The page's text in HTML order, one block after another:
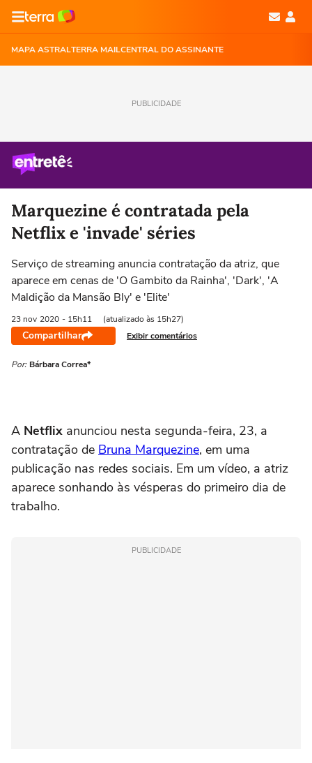
MAPA ASTRALTERRA MAILCENTRAL DO ASSINANTE
PUBLICIDADE
Marquezine é contratada pela
Netflix e 'invade' séries
Serviço de streaming anuncia contratação da atriz, que
aparece em cenas de 'O Gambito da Rainha', 'Dark', 'A
Maldição da Mansão Bly' e 'Elite'
23 nov 2020 - 15h11 (atualizado às 15h27)
Compartilhar Exibir comentários
Por: Bárbara Correa*
A Netflix anunciou nesta segunda-feira, 23, a
contratação de Bruna Marquezine, em uma
publicação nas redes sociais. Em um vídeo, a atriz
aparece sonhando às vésperas do primeiro dia de
trabalho.
PUBLICIDADE